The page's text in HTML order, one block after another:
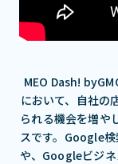
MEO Dash!
において、⾃社の
られる機会を増や
スです。Google
や、Googleビジ